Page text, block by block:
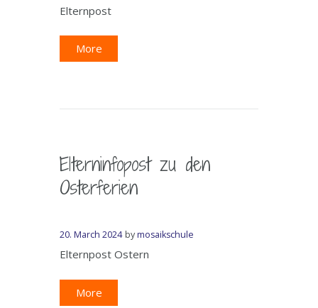
Elternpost
More
Elterninfopost zu den
Osterferien
20. March 2024 bymosaikschule
Elternpost Ostern
More